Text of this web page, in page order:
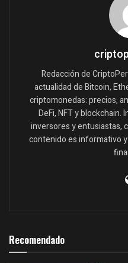
Redacción de
actualidad de Bitcoin,
criptomonedas: precios,
DeFi, NFT y blockchain.
inversores y entusiastas,
contenido es informativo
Recomendado